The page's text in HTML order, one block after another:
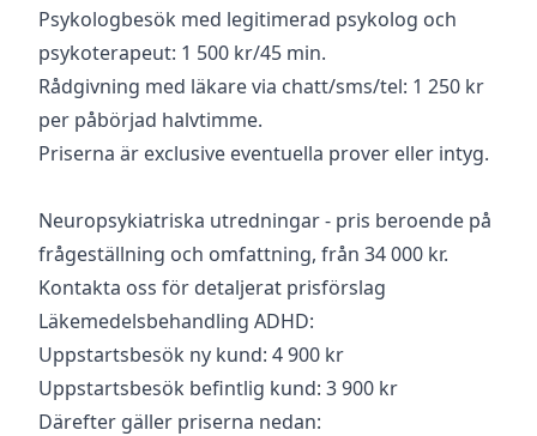
Psykologbesök med legitimerad psykolog och
psykoterapeut: 1 500 kr/45 min.
Rådgivning med läkare via chatt/sms/tel: 1 250 kr
per påbörjad halvtimme.
Priserna är exclusive eventuella prover eller intyg.
Neuropsykiatriska utredningar - pris beroende på
frågeställning och omfattning, från 34 000 kr.
Kontakta oss för detaljerat prisförslag
Läkemedelsbehandling ADHD:
Uppstartsbesök ny kund: 4 900 kr
Uppstartsbesök befintlig kund: 3 900 kr
Därefter gäller priserna nedan: